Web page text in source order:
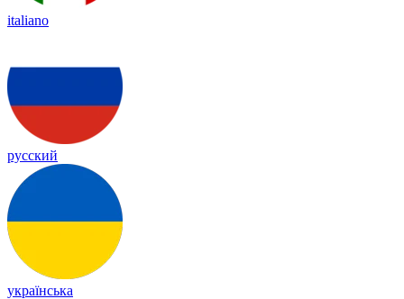
italiano
русский
українська